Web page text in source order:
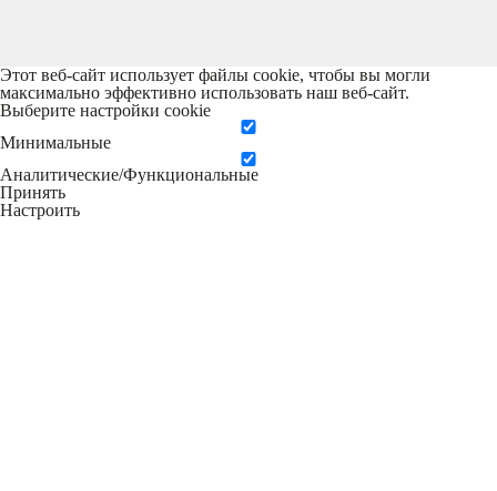
Этот веб-сайт использует файлы cookie, чтобы вы могли
максимально эффективно использовать наш веб-сайт.
Выберите настройки cookie
Минимальные
Аналитические/Функциональные
Принять
Настроить